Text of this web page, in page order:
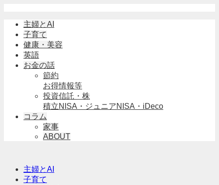
主婦とAI
子育て
健康・美容
英語
お金の話
節約
お得情報等
投資信託・株
積立NISA・ジュニアNISA・iDeco
コラム
家事
ABOUT
主婦とAI
子育て